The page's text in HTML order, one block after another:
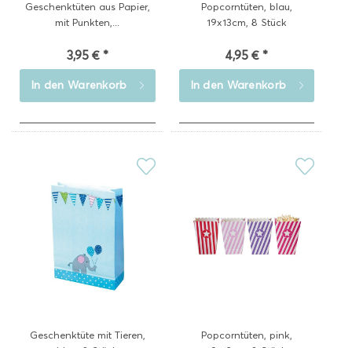
Geschenktüten aus Papier,
mit Punkten,...
3,95 € *
In den Warenkorb
Popcorntüten, blau,
19x13cm, 8 Stück
4,95 € *
In den Warenkorb
Geschenktüte mit Tieren,
Popcorntüten, pink,